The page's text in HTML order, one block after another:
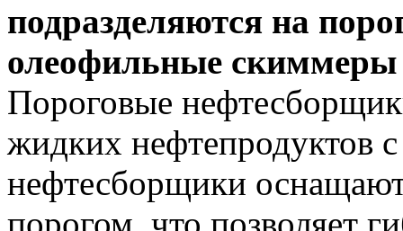
подразделяются на
олеофильные скиммеры
Пороговые
жидких нефтепродуктов
нефтесборщики